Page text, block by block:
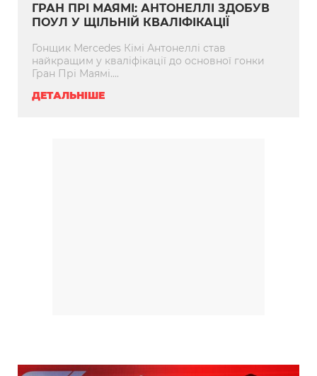
ГРАН ПРІ МАЯМІ: АНТОНЕЛЛІ ЗДОБУВ
ПОУЛ У ЩІЛЬНІЙ КВАЛІФІКАЦІЇ
Гонщик Mercedes Кімі Антонеллі став
найкращим у кваліфікації до основної гонки
Гран Прі Маямі....
ДЕТАЛЬНІШЕ